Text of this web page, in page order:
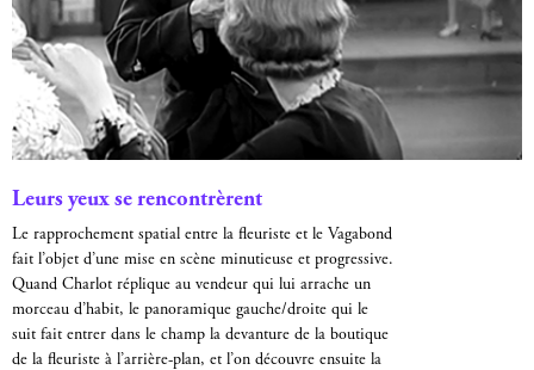
Leurs yeux se rencontrèrent
Le rapprochement spatial entre la fleuriste et le Vagabond
fait l’objet d’une mise en scène minutieuse et progressive.
Quand Charlot réplique au vendeur qui lui arrache un
morceau d’habit, le panoramique gauche/droite qui le
suit fait entrer dans le champ la devanture de la boutique
de la fleuriste à l’arrière-plan, et l’on découvre ensuite la